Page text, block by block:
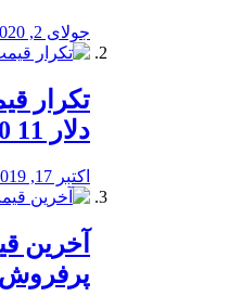
جولای 2, 2020
تکرار
دلار 11 400
اکتبر 17, 2019
آخرین
پرفروش